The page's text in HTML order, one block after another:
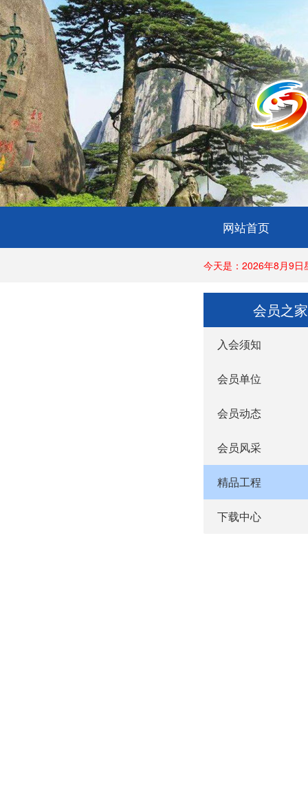
网站首页
今天是：2026年8月9日
会员之家
入会须知
会员单位
会员动态
会员风采
精品工程
下载中心